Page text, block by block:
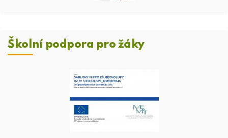
Školní podpora pro žáky